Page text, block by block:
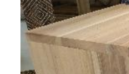
BUREAU